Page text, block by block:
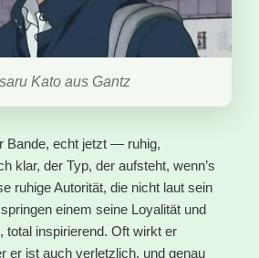
Kato aus Gantz
Bande, echt jetzt — ruhig,
klar, der Typ, der aufsteht, wenn’s
ruhige Autorität, die nicht laut sein
einem seine Loyalität und
total inspirierend. Oft wirkt er
er ist auch verletzlich, und genau